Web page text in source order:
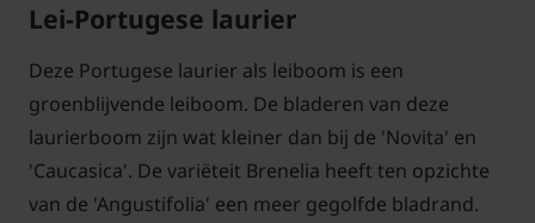
Lei-Portugese laurier
Deze Portugese laurier als leiboom is een
groenblijvende leiboom. De bladeren van deze
laurierboom zijn wat kleiner dan bij de 'Novita' en
'Caucasica'. De variëteit Brenelia heeft ten opzichte
van de 'Angustifolia' een meer gegolfde bladrand.